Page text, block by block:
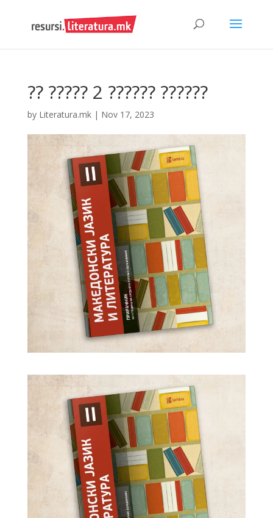
?? ????? 2 ?????? ??????
by Literatura.mk| Nov 17, 2023